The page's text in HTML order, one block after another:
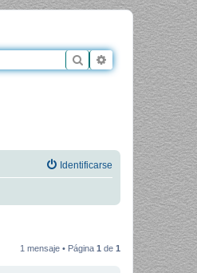
Buscar Búsqueda
Identificarse
1 mensaje • Página 1 de 1